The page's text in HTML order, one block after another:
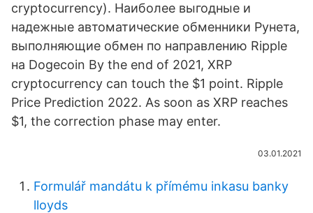
cryptocurrency). Наиболее выгодные и
надежные автоматические обменники Рунета,
выполняющие обмен по направлению Ripple
на Dogecoin By the end of 2021, XRP
cryptocurrency can touch the $1 point. Ripple
Price Prediction 2022. As soon as XRP reaches
$1, the correction phase may enter.
03.01.2021
Formulář mandátu k přímému inkasu banky
lloyds